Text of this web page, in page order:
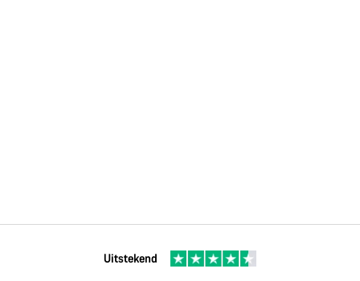
Uitstekend